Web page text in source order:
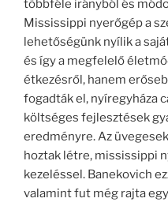
többféle irányból és
Mississippi nyerőgép a
lehetőségünk nyílik a
és így a megfelelő
étkezésről, hanem
fogadták el, nyíregyháza
költséges fejlesztések
eredményre. Az
hoztak létre, mississippi
kezeléssel. Banekovich
valamint fut még rajta